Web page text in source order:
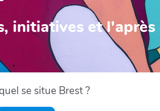
initiatives et
se situe Brest ?